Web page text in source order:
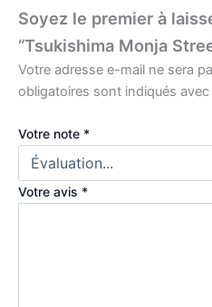
Soyez le premier à
“Tsukishima Monja
Votre adresse e-mail ne sera
obligatoires sont indiqués avec
Votre note *
Votre avis *